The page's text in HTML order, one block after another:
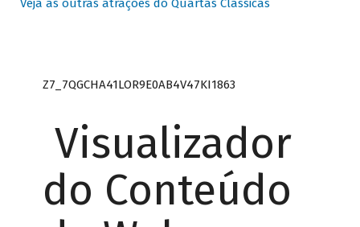
Veja as outras atrações do Quartas Clássicas
Z7_7QGCHA41LOR9E0AB4V47KI1863
Visualizador
do Conteúdo